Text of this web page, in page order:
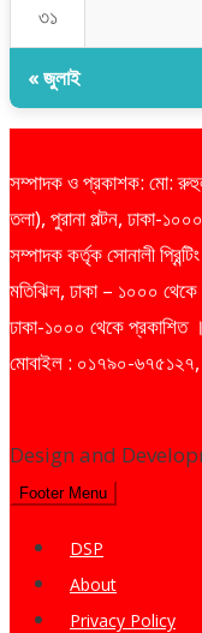
৩১
« জুলাই
সম্পাদক ও প্রকাশক: মো:
তলা), পুরানা পল্টন, ঢাকা-
সম্পাদক কর্তৃক সোনালী
মতিঝিল, ঢাকা – ১০০০
ঢাকা-১০০০ থেকে প্রকাশিত ।
মোবাইল : ০১৭৯০-
Design and
Footer Menu
DSP
About
Privacy Policy